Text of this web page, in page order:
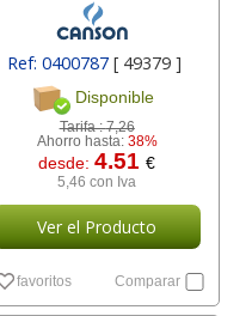
Ref: 0400787 [ 49379 ]
Disponible
Tarifa :7,26
Ahorro hasta: 38%
desde:4.51€
5,46 con Iva
Ver el Producto
favoritos Comparar